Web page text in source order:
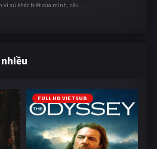
vì sự khác biệt của mình, cậu ...
FULL HD VIETSUB